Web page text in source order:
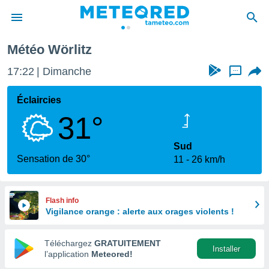
de
Météo Wörlitz
17:22 Dimanche ...
Éclaircies
31°
Sensation de 30°
Sud
11
26 km/h
Flash info
Vigilance orange : alerte aux orages violents !
Téléchargez GRATUITEMENT
l’application Meteored!
Installer